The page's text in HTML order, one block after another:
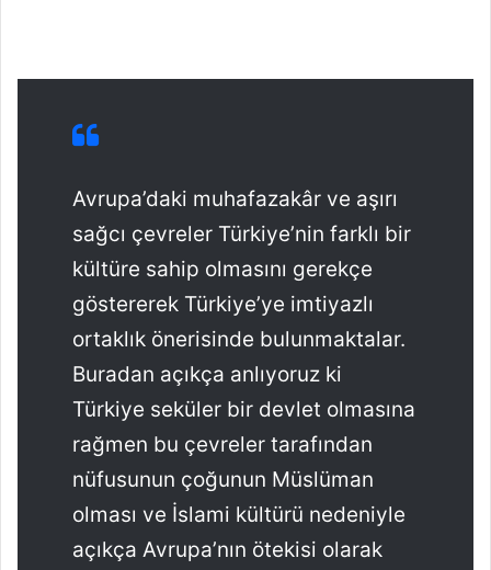
Avrupa’daki muhafazakâr ve aşırı
sağcı çevreler Türkiye’nin farklı bir
kültüre sahip olmasını gerekçe
göstererek Türkiye’ye imtiyazlı
ortaklık önerisinde bulunmaktalar.
Buradan açıkça anlıyoruz ki
Türkiye seküler bir devlet olmasına
rağmen bu çevreler tarafından
nüfusunun çoğunun Müslüman
olması ve İslami kültürü nedeniyle
açıkça Avrupa’nın ötekisi olarak